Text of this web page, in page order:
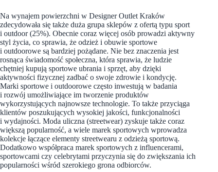
Na wynajem powierzchni w Designer Outlet Kraków
zdecydowała się także duża grupa sklepów z ofertą typu sport
i outdoor (25%). Obecnie coraz więcej osób prowadzi aktywny
styl życia, co sprawia, że odzież i obuwie sportowe
i outdoorowe są bardziej pożądane. Nie bez znaczenia jest
rosnąca świadomość społeczna, która sprawia, że ludzie
chętniej kupują sportowe ubrania i sprzęt, aby dzięki
aktywności fizycznej zadbać o swoje zdrowie i kondycję.
Marki sportowe i outdoorowe często inwestują w badania
i rozwój umożliwiające im tworzenie produktów
wykorzystujących najnowsze technologie. To także przyciąga
klientów poszukujących wysokiej jakości, funkcjonalności
i wydajności. Moda uliczna (streetwear) zyskuje także coraz
większą popularność, a wiele marek sportowych wprowadza
kolekcje łączące elementy streetwearu z odzieżą sportową.
Dodatkowo współpraca marek sportowych z influencerami,
sportowcami czy celebrytami przyczynia się do zwiększania ich
popularności wśród szerokiego grona odbiorców.